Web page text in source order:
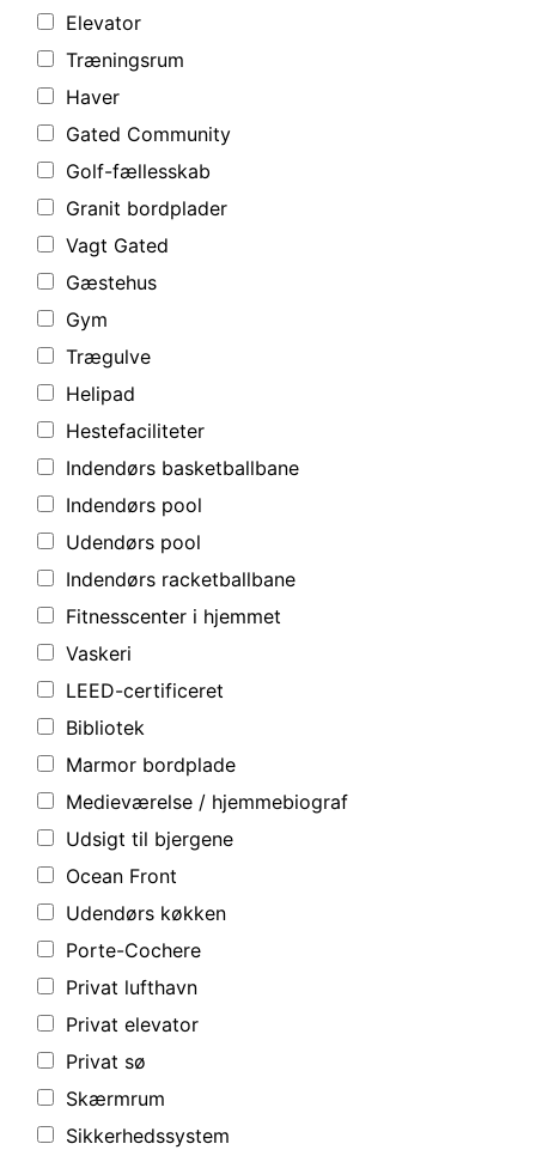
Elevator
Træningsrum
Haver
Gated Community
Golf-fællesskab
Granit bordplader
Vagt Gated
Gæstehus
Gym
Trægulve
Helipad
Hestefaciliteter
Indendørs basketballbane
Indendørs pool
Udendørs pool
Indendørs racketballbane
Fitnesscenter i hjemmet
Vaskeri
LEED-certificeret
Bibliotek
Marmor bordplade
Medieværelse / hjemmebiograf
Udsigt til bjergene
Ocean Front
Udendørs køkken
Porte-Cochere
Privat lufthavn
Privat elevator
Privat sø
Skærmrum
Sikkerhedssystem